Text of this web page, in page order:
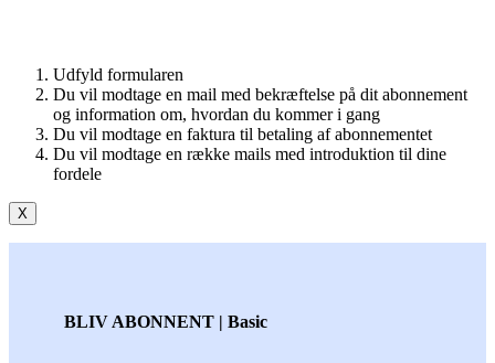
Udfyld formularen
Du vil modtage en mail med bekræftelse på dit abonnement
og information om, hvordan du kommer i gang
Du vil modtage en faktura til betaling af abonnementet
Du vil modtage en række mails med introduktion til dine
fordele
X
BLIV ABONNENT | Basic